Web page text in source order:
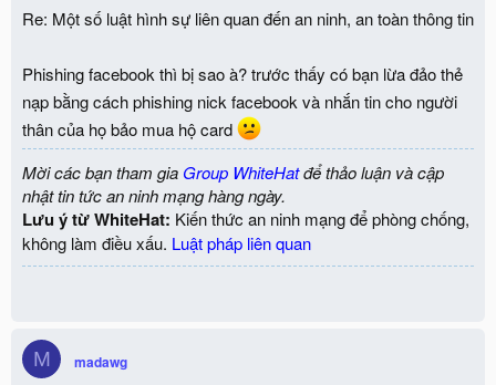
Re: Một số luật hình sự liên quan đến an ninh, an toàn thông tin
Phishing facebook thì bị sao à? trước thấy có bạn lừa đảo thẻ
nạp bằng cách phishing nick facebook và nhắn tin cho người
thân của họ bảo mua hộ card
Mời các bạn tham gia Group WhiteHatđể thảo luận và cập
nhật tin tức an ninh mạng hàng ngày.
Lưu ý từ WhiteHat: Kiến thức an ninh mạng để phòng chống,
không làm điều xấu. Luật pháp liên quan
M madawg